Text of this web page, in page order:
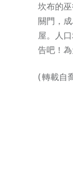
坎布的
關門，
屋。人
告吧！
( 轉載自